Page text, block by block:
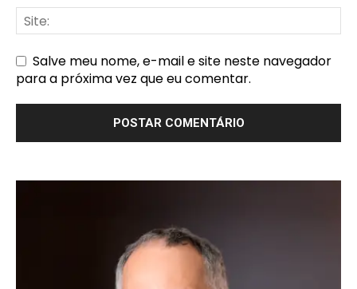
Salve meu nome, e-mail e site neste navegador
para a próxima vez que eu comentar.